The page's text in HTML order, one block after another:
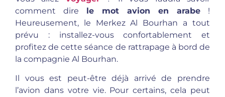
comment dire le mot avion en arabe !
Heureusement, le Merkez Al Bourhan a tout
prévu : installez-vous confortablement et
profitez de cette séance de rattrapage à bord de
la compagnie Al Bourhan.
Il vous est peut-être déjà arrivé de prendre
l’avion dans votre vie. Pour certains, cela peut